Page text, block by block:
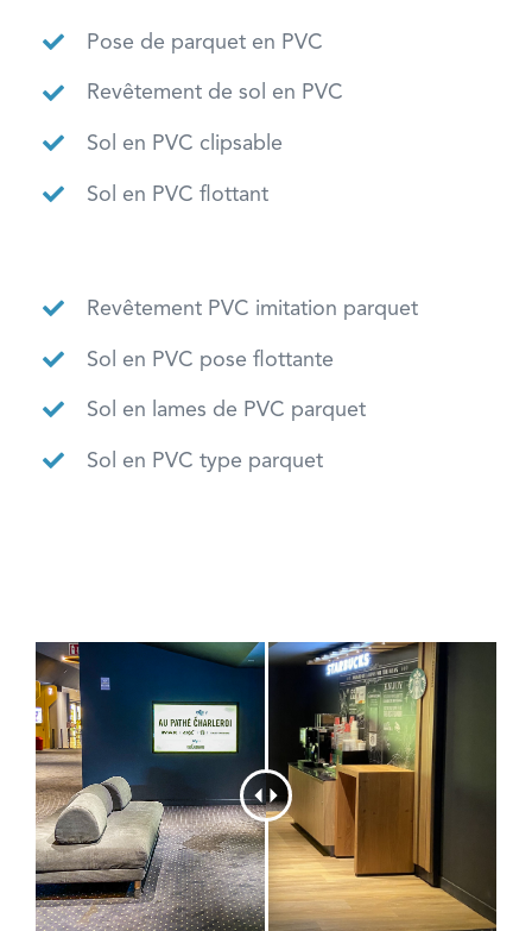
Pose de parquet en PVC
Revêtement de sol en PVC
Sol en PVC clipsable
Sol en PVC flottant
Revêtement PVC imitation parquet
Sol en PVC pose flottante
Sol en lames de PVC parquet
Sol en PVC type parquet